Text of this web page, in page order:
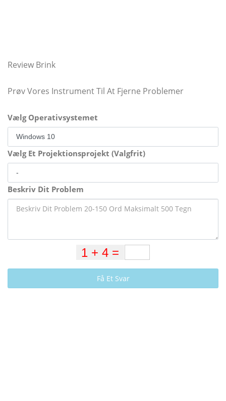
Review Brink
Prøv Vores Instrument Til At Fjerne Problemer
Vælg Operativsystemet
Vælg Et Projektionsprojekt (Valgfrit)
Beskriv Dit Problem
Få Et Svar